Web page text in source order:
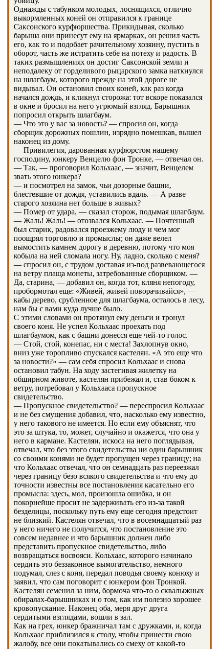
Однажды с табунком молодых, лоснящихся, отлично
выкормленных коней он отправился к границе
Саксонского курфюршества. Прикидывая, сколько
барыша они принесут ему на ярмарках, он решил часть
его, как то и подобает рачительному хозяину, пустить в
оборот, часть же истратить себе на потеху и радость. В
таких размышлениях он достиг Саксонской земли и
неподалеку от горделивого рыцарского замка наткнулся
на шлагбаум, которого прежде на этой дороге не
видывал. Он остановил своих коней, как раз когда
начался дождь, и кликнул сторожа: тот вскоре показался
в окне и бросил на него угрюмый взгляд. Барышник
попросил открыть шлагбаум.
— Что это у вас за новость? — спросил он, когда
сборщик дорожных пошлин, изрядно помешкав, вышел
наконец из дому.
— Привилегия, дарованная курфюрстом нашему
господину, юнкеру Венцелю фон Тронке, — отвечал он.
— Так, — проговорил Кольхаас, — значит, Венцелем
звать этого юнкера?
— и посмотрел на замок, чьи дозорные башни,
блестевшие от дождя, уставились вдаль. — А разве
старого хозяина нет больше в живых?
— Помер от удара, — сказал сторож, подымая шлагбаум.
— Жаль! Жаль! — отозвался Кольхаас. — Почтенный
был старик, радовался проезжему люду и чем мог
поощрял торговлю и промыслы; он даже велел
вымостить камнем дорогу в деревню, потому что моя
кобыла на ней сломала ногу. Ну, ладно, сколько с меня?
— спросил он, с трудом доставая из-под развевающегося
на ветру плаща монеты, затребованные сборщиком. —
Да, старина, — добавил он, когда тот, кляня непогоду,
пробормотал еще: «Живей, живей поворачивайся», —
кабы дерево, срубленное для шлагбаума, осталось в лесу,
нам бы с вами куда лучше было.
С этими словами он протянул ему деньги и тронул
своего коня. Не успел Кольхаас проехать под
шлагбаумом, как с башни донесся еще чей-то голос.
— Стой, стой, конепас, ни с места! Захлопнув окно,
вниз уже торопливо спускался кастелян. «А это еще что
за новости?» — сам себя спросил Кольхаас и снова
остановил табун. На ходу застегивая жилетку на
обширном животе, кастелян прибежал и, став боком к
ветру, потребовал у Кольхааса пропускное
свидетельство.
— Пропускное свидетельство? — переспросил Кольхаас
и не без смущения добавил, что, насколько ему известно,
у него такового не имеется. Но если ему объяснят, что
это за штука, то, может, случайно и окажется, что она у
него в кармане. Кастелян, искоса на него поглядывая,
отвечал, что без этого свидетельства ни один барышник
со своими конями не будет пропущен через границу; на
что Кольхаас отвечал, что он семнадцать раз переезжал
через границу безо всякого свидетельства и что ему до
точности известны все постановления касательно его
промысла: здесь, мол, произошла ошибка, и он
покорнейше просит не задерживать его из-за такой
безделицы, поскольку путь ему еще сегодня предстоит
не близкий. Кастелян отвечал, что в восемнадцатый раз
у него ничего не получится, что постановление это
совсем недавнее и что барышник должен либо
представить пропускное свидетельство, либо
возвращаться восвояси. Кольхаас, которого начинало
сердить это беззаконное вымогательство, немного
подумал, слез с коня, передал поводья своему конюху и
заявил, что сам поговорит с юнкером фон Тронкой.
Кастелян семенил за ним, бормоча что-то о сквалыжных
обиралах-барышниках и о том, как им полезно хорошее
кровопускание. Наконец оба, меря друг друга
сердитыми взглядами, вошли в зал.
Как на грех, юнкер бражничал там с дружками, и, когда
Кольхаас приблизился к столу, чтобы принести свою
жалобу, все они покатывались со смеху от какой-то